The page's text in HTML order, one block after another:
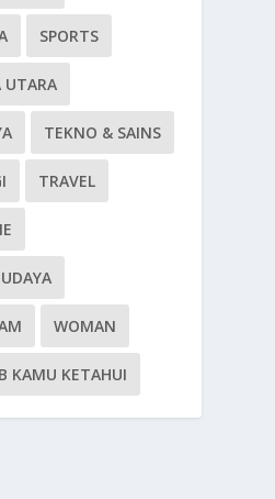
SPORTS
UTARA
TEKNO & SAINS
TRAVEL
WOMAN
KAMU KETAHUI